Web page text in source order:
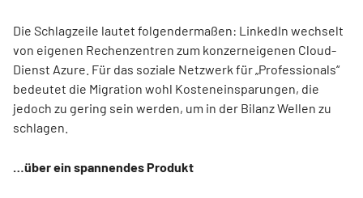
Die Schlagzeile lautet folgendermaßen: LinkedIn wechselt
von eigenen Rechenzentren zum konzerneigenen Cloud-
Dienst Azure. Für das soziale Netzwerk für „Professionals“
bedeutet die Migration wohl Kosteneinsparungen, die
jedoch zu gering sein werden, um in der Bilanz Wellen zu
schlagen.
…über ein spannendes Produkt